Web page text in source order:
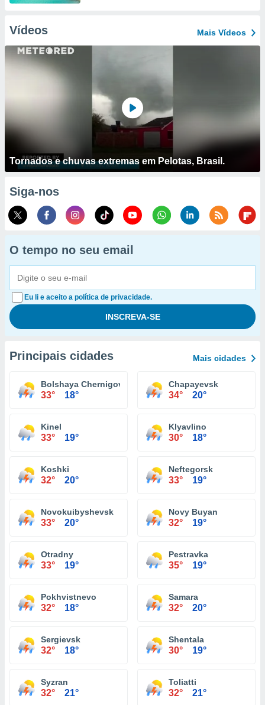
Vídeos Mais Vídeos
Tornados e chuvas extremas em Pelotas, Brasil.
Siga-nos
O tempo no seu email
Eu li e aceito a política de privacidade.
Principais cidades Mais cidades
Bolshaya Chernigovka
33° 18°
Chapayevsk
34° 20°
Kinel
33° 19°
Klyavlino
30° 18°
Koshki
32° 20°
Neftegorsk
33° 19°
Novokuibyshevsk
33° 20°
Novy Buyan
32° 19°
Otradny
33° 19°
Pestravka
35° 19°
Pokhvistnevo
32° 18°
Samara
32° 20°
Sergievsk
32° 18°
Shentala
30° 19°
Syzran
32° 21°
Toliatti
32° 21°